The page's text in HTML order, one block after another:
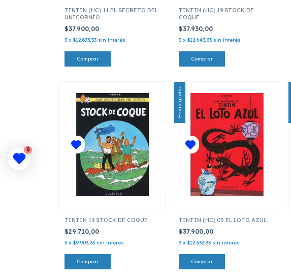
TINTIN (HC) 11 EL SECRETO DEL
UNICORNIO
$37.900,00
3 x $12.633,33 sin interés
TINTIN (HC) 19 STOCK DE
COQUE
$37.930,00
3 x $12.643,33 sin interés
TINTIN 19 STOCK DE COQUE
$29.710,00
3 x $9.903,33 sin interés
Envío gratis
TINTIN (HC) 05 EL LOTO AZUL
$37.900,00
3 x $12.633,33 sin interés
0